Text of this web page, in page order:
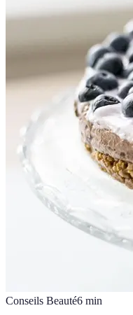
Conseils Beauté6 min